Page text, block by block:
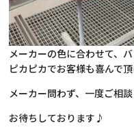
メーカーの色に合わせて、
ピカピカでお客様も喜んで
メーカー問わず、一度ご相談
お待ちしております♪